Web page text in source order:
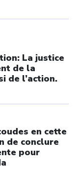
La justice
de la
de l’action.
en cette
de conclure
pour